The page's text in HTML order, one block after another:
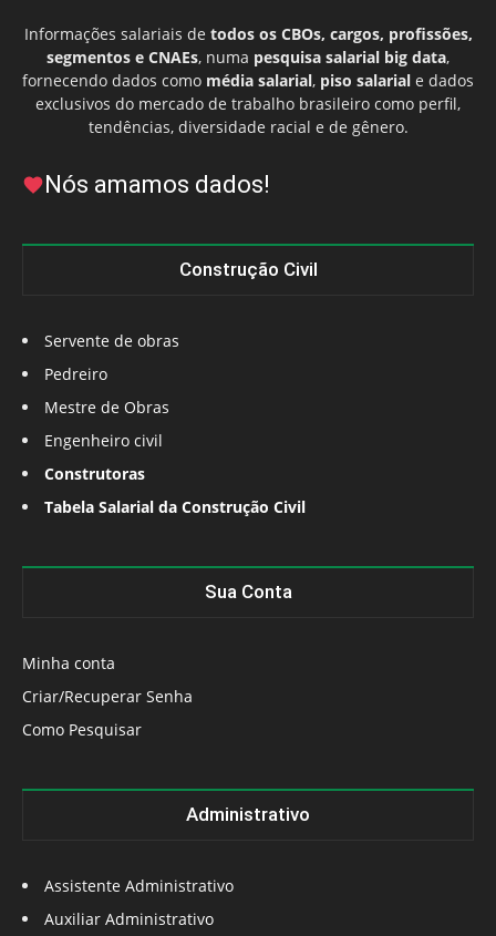
Informações salariais de todos os CBOs, cargos, profissões,
segmentos e CNAEs, numa pesquisa salarial big data,
fornecendo dados como média salarial, piso salarial e dados
exclusivos do mercado de trabalho brasileiro como perfil,
tendências, diversidade racial e de gênero.
Nós amamos dados!
Construção Civil
Servente de obras
Pedreiro
Mestre de Obras
Engenheiro civil
Construtoras
Tabela Salarial da Construção Civil
Sua Conta
Minha conta
Criar/Recuperar Senha
Como Pesquisar
Administrativo
Assistente Administrativo
Auxiliar Administrativo